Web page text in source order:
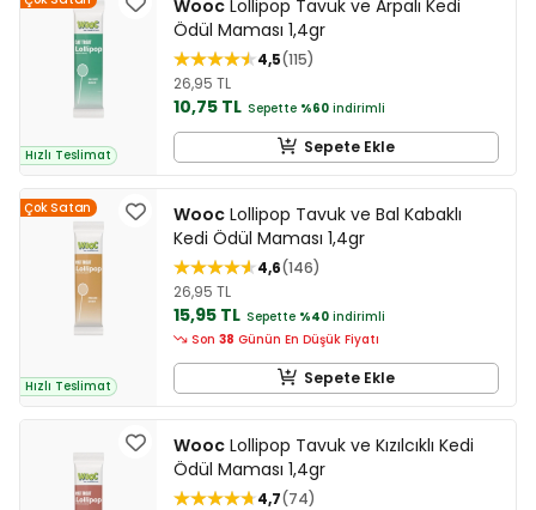
Hızlı Teslimat
Wooc Lollipop Tavuk ve Arpalı Kedi
Ödül Maması 1,4gr
4,5 115
26,95 TL
10,75 TL Sepette %60 indirimli
Sepete Ekle
Çok Satan
Hızlı Teslimat
Wooc Lollipop Tavuk ve Bal Kabaklı
Kedi Ödül Maması 1,4gr
4,6 146
26,95 TL
15,95 TL Sepette %40 indirimli
Son 38 Günün En Düşük Fiyatı
Sepete Ekle
Wooc Lollipop Tavuk ve Kızılcıklı Kedi
Ödül Maması 1,4gr
4,7 74